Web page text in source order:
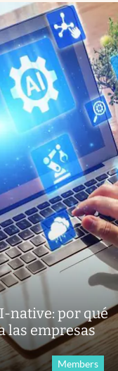
native: por qué
las empresas
Members